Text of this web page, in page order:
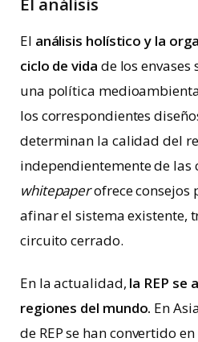
El análisis holístico y la
ciclo de vida de los
una política
los correspondientes
determinan la calidad del
independientemente de las
whitepaperofrece consejos
afinar el sistema existente,
circuito cerrado.
En la actualidad, la REP se
regiones del mundo. En
de REP se han convertido